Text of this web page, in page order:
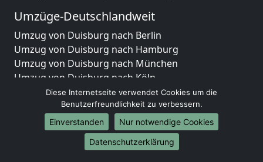
Umzüge-Deutschlandweit
Umzug von Duisburg nach Berlin
Umzug von Duisburg nach Hamburg
Umzug von Duisburg nach München
Umzug von Duisburg nach Köln
Umzug von Duisburg nach Frankfurt am Main
Umzug von Duisburg nach Stuttgart
Umzug von Duisburg nach Düsseldorf
Umzug von Duisburg nach Leipzig
Umzug von Duisburg nach Dortmund
Diese Internetseite verwendet Cookies um die
Benutzerfreundlichkeit zu verbessern.
Einverstanden
Nur notwendige Cookies
Datenschutzerklärung